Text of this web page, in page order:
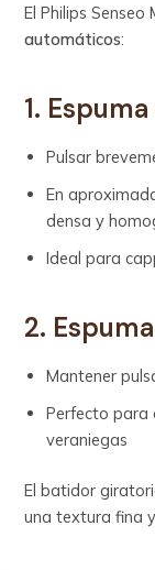
El Philips
automáticos:
1.
Pulsar
En
densa y
Ideal para
2.
Mantener
Perfecto para
veraniegas
El batidor
una textura fina